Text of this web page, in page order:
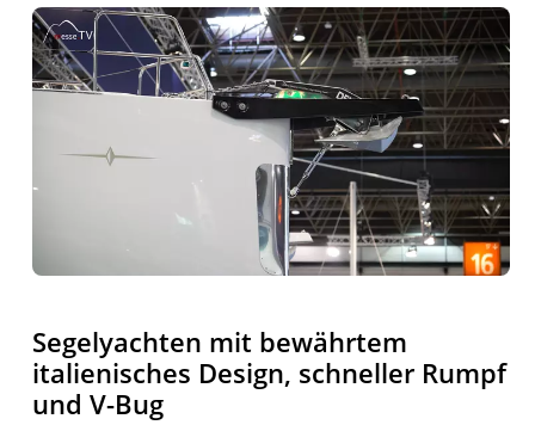
Segelyachten mit bewährtem
italienisches Design, schneller Rumpf
und V-Bug